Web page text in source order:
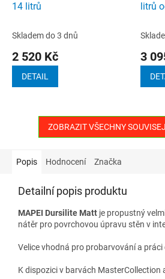
14 litrů
Skladem do 3 dnů
2 520 Kč
DETAIL
litrů
3
ZOBRAZIT VŠECHNY
Popis Hodnocení Značka
Detailní popis produktu
MAPEI Dursilite Matt je propustný
nátěr pro povrchovou úpravu stěn v
Velice vhodná pro probarvování a práci
K dispozici v barvách MasterCollection